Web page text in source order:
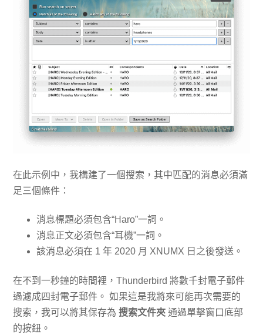
在此示例中，我構建了一個搜索，其中匹配的消息必須滿
足三個條件：
消息標題必須包含“Haro”一詞。
消息正文必須包含“耳機”一詞。
該消息必須在 1 年 2020 月 XNUMX 日之後發送。
在不到一秒鐘的時間裡，Thunderbird 將數千封電子郵件
過濾成四封電子郵件。 如果這是我將來可能再次需要的
搜索，我可以將其保存為搜索文件夾 通過單擊窗口底部
的按鈕。